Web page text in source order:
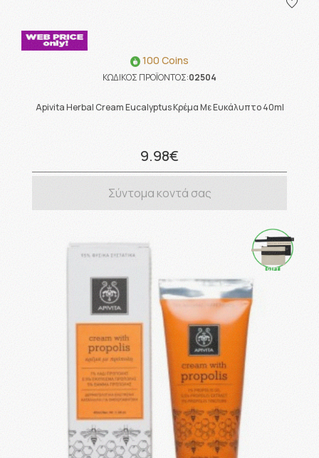
100 Coins
ΚΩΔΙΚΟΣ ΠΡΟΪΟΝΤΟΣ:02504
Apivita Herbal Cream Eucalyptus Κρέμα Με Ευκάλυπτο 40ml
9.98€
Σύντομα κοντά σας